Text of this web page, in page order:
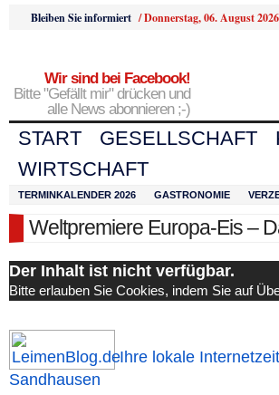
Bleiben Sie informiert /Donnerstag, 06. August 2026
Wir sind bei Facebook!
Bitte "Gefällt mir" drücken und
alle News abonnieren ;-)
START GESELLSCHAFT
WIRTSCHAFT
TERMINKALENDER 2026 GASTRONOMIE
Weltpremiere Europa-Eis –
Der Inhalt ist nicht verfügbar.
Bitte erlauben Sie Cookies, indem Sie auf
Ihre lokale
Sandhausen